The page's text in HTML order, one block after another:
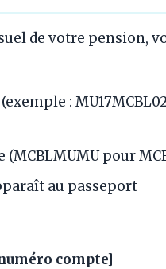
de votre pension,
:
pour
au passeport
compte]